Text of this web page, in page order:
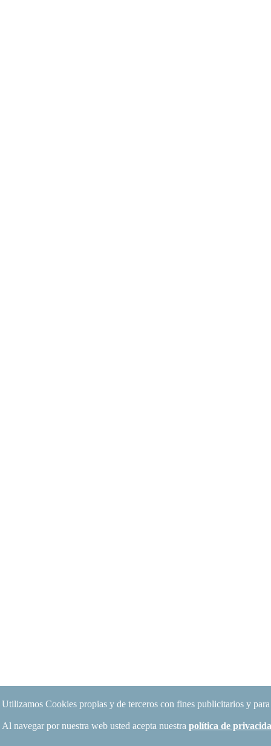
Utilizamos Cookies propias y de terceros con fines publicitarios y
Al navegar por nuestra web usted acepta nuestra política de